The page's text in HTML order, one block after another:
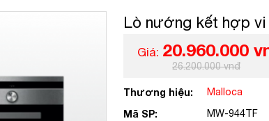
Lò nướng kết hợp
Giá: 20.960.000
26.200.000 vnđ
Thương hiệu: Malloca
Mã SP: MW-944TF